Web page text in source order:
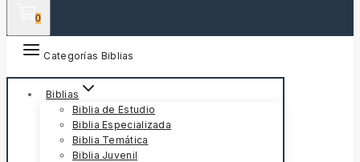
0
Categorías Biblias
Biblias
Biblia de Estudio
Biblia Especializada
Biblia Temática
Biblia Juvenil